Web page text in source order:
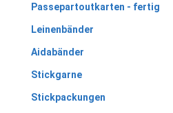
Passepartoutkarten - fertig
Leinenbänder
Aidabänder
Stickgarne
Stickpackungen